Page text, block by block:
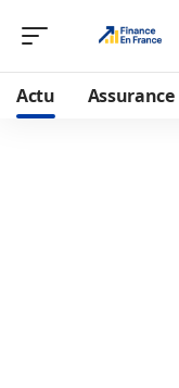
Actu Assurance